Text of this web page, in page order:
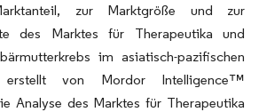
zur Marktgröße und zur
des Marktes für Therapeutika und
im asiatisch-pazifischen
von Mordor Intelligence™
Analyse des Marktes für Therapeutika